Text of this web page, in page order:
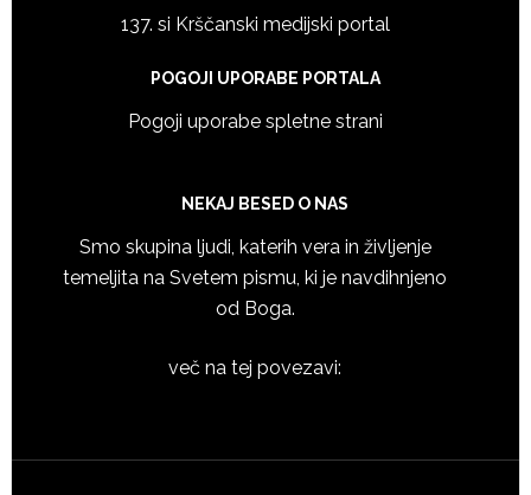
137. si Krščanski medijski portal
POGOJI UPORABE PORTALA
Pogoji uporabe spletne strani
NEKAJ BESED O NAS
Smo skupina ljudi, katerih vera in življenje
temeljita na Svetem pismu, ki je navdihnjeno
od Boga.
več na tej povezavi: